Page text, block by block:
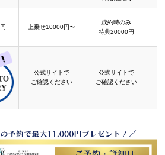
上乗せ10000円〜
成約時のみ
特典20000円
公式サイトで
ご確認ください
公式サイトで
ご確認ください